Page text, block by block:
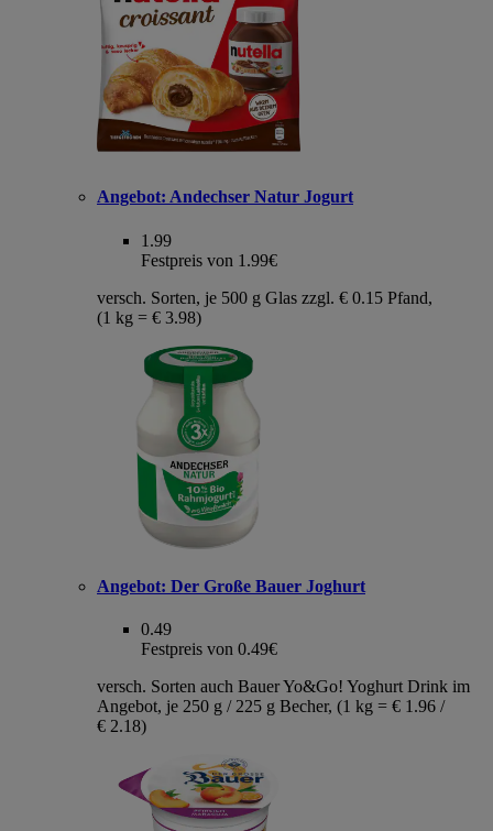
Angebot: Andechser Natur Jogurt
1.99
Festpreis von 1.99€
versch. Sorten, je 500 g Glas zzgl. € 0.15 Pfand,
(1 kg = € 3.98)
Angebot: Der Große Bauer Joghurt
0.49
Festpreis von 0.49€
versch. Sorten auch Bauer Yo&Go! Yoghurt Drink im
Angebot, je 250 g / 225 g Becher, (1 kg = € 1.96 /
€ 2.18)